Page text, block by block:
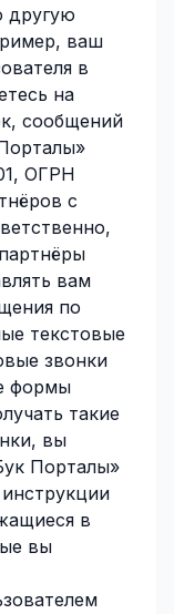
другую
ваш
в
на
сообщений
ОГРН
с
вам
по
текстовые
звонки
формы
такие
вы
Порталы»
в
вы